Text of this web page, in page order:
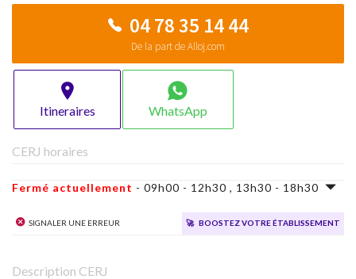
04 78 35 14 44
De la part de Alloj.com
Itineraires WhatsApp
CERJ horaires
Fermé actuellement - 09h00 - 12h30 , 13h30 - 18h30
Signaler une erreur 🚀 Boostez votre établissement
Description CERJ